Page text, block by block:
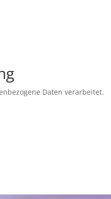
Daten verarbeitet.